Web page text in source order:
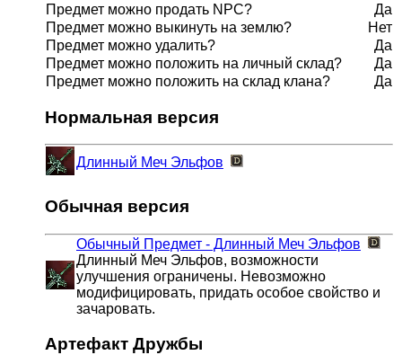
Предмет можно продать NPC?
Да
Предмет можно выкинуть на землю?
Нет
Предмет можно удалить?
Да
Предмет можно положить на личный склад?
Да
Предмет можно положить на склад клана?
Да
Нормальная версия
Длинный Меч Эльфов
Обычная версия
Обычный Предмет - Длинный Меч Эльфов
Длинный Меч Эльфов, возможности
улучшения ограничены. Невозможно
модифицировать, придать особое свойство и
зачаровать.
Артефакт Дружбы